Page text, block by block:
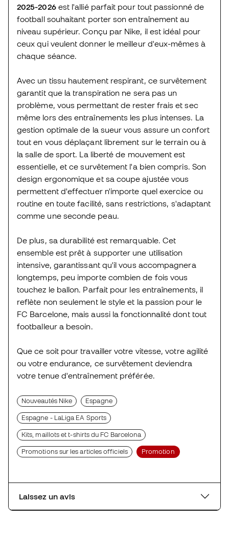
2025-2026est l'allié parfait pour tout passionné de
football souhaitant porter son entraînement au
niveau supérieur. Conçu par Nike, il est idéal pour
ceux qui veulent donner le meilleur d'eux-mêmes à
chaque séance.
Avec un tissu hautement respirant, ce survêtement
garantit que la transpiration ne sera pas un
problème, vous permettant de rester frais et sec
même lors des entraînements les plus intenses. La
gestion optimale de la sueur vous assure un confort
tout en vous déplaçant librement sur le terrain ou à
la salle de sport. La liberté de mouvement est
essentielle, et ce survêtement l'a bien compris. Son
design ergonomique et sa coupe ajustée vous
permettent d'effectuer n'importe quel exercice ou
routine en toute facilité, sans restrictions, s'adaptant
comme une seconde peau.
De plus, sa durabilité est remarquable. Cet
ensemble est prêt à supporter une utilisation
intensive, garantissant qu'il vous accompagnera
longtemps, peu importe combien de fois vous
touchez le ballon. Parfait pour les entraînements, il
reflète non seulement le style et la passion pour le
FC Barcelone, mais aussi la fonctionnalité dont tout
footballeur a besoin.
Que ce soit pour travailler votre vitesse, votre agilité
ou votre endurance, ce survêtement deviendra
votre tenue d'entraînement préférée.
Nouveautés Nike Espagne
Espagne - LaLiga EA Sports
Kits, maillots et t-shirts du FC Barcelona
Promotions sur les articles officiels Promotion
Laissez un avis